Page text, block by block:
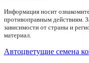
Информация носит
противоправным действиям.
зависимости от страны и
материал.
Автоцветущие семена